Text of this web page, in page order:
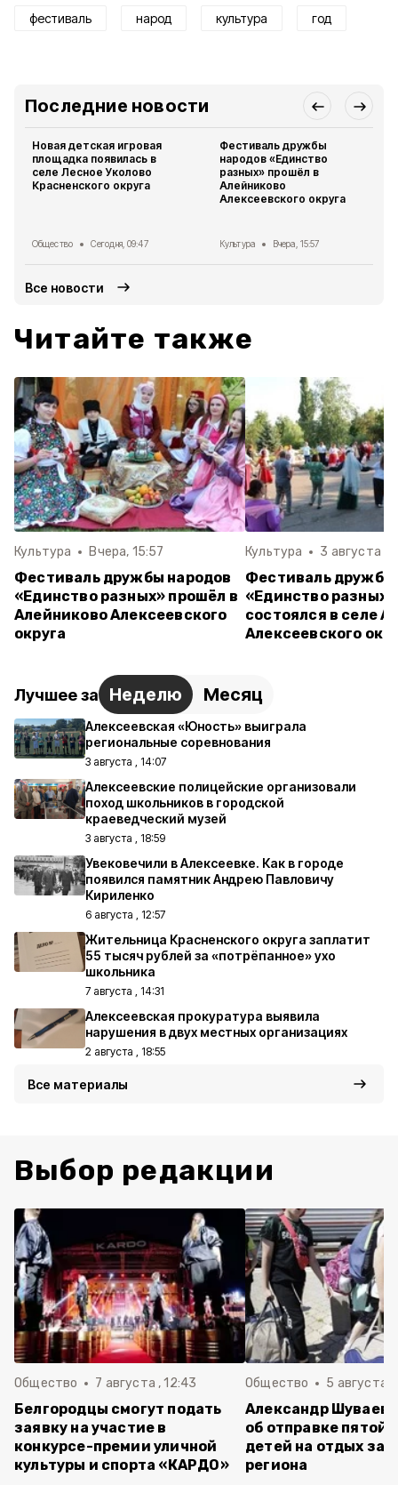
фестиваль народ культура год
Последние новости
Новая детская игровая
площадка появилась в
селе Лесное Уколово
Красненского округа
Общество Сегодня, 09:47
Фестиваль дружбы
народов «Единство
разных» прошёл в
Алейниково
Алексеевского округа
Культура Вчера, 15:57
Все новости
Читайте также
Культура Вчера, 15:57
Фестиваль дружбы народов
«Единство разных» прошёл в
Алейниково Алексеевского
округа
Культура 3 августа ,
Фестиваль дружбы
«Единство разных»
состоялся в селе
Алексеевского
Лучшее за Неделю Месяц
Алексеевская «Юность» выиграла
региональные соревнования
3 августа , 14:07
Алексеевские полицейские организовали
поход школьников в городской
краеведческий музей
3 августа , 18:59
Увековечили в Алексеевке. Как в городе
появился памятник Андрею Павловичу
Кириленко
6 августа , 12:57
Жительница Красненского округа заплатит
55 тысяч рублей за «потрёпанное» ухо
школьника
7 августа , 14:31
Алексеевская прокуратура выявила
нарушения в двух местных организациях
2 августа , 18:55
Все материалы
Выбор редакции
Общество 7 августа , 12:43
Белгородцы смогут подать
заявку на участие в
конкурсе-премии уличной
культуры и спорта «КАРДО»
Общество 5 августа ,
Александр Шуваев
об отправке пятой
детей на отдых за
региона